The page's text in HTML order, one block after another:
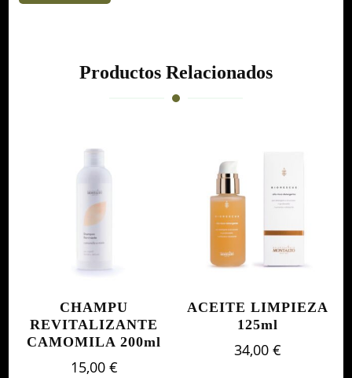
Productos Relacionados
CHAMPU
REVITALIZANTE
CAMOMILA 200ml
15,00 €
ACEITE LIMPIEZA
125ml
34,00€